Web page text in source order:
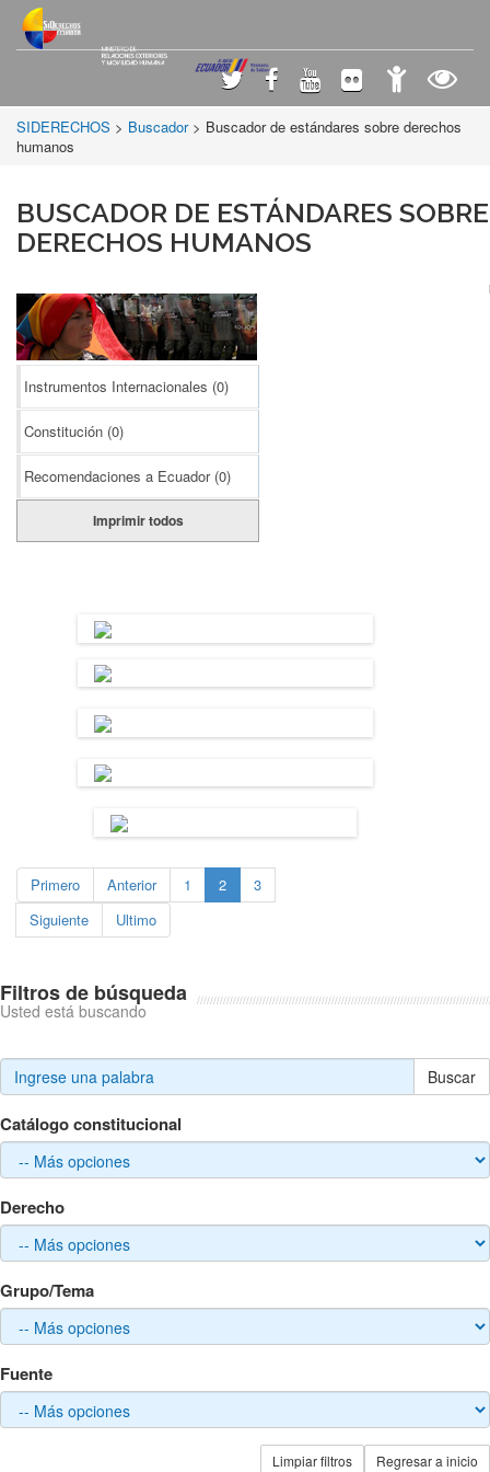
SIDERECHOS > Buscador > Buscador de estándares sobre derechos
humanos
BUSCADOR DE ESTÁNDARES SOBRE
DERECHOS HUMANOS
Instrumentos Internacionales (0)
Constitución (0)
Recomendaciones a Ecuador (0)
Imprimir todos
Primero Anterior 1 2
3
Siguiente
Ultimo
Filtros de búsqueda
Usted está buscando
Buscar
Catálogo constitucional
Derecho
Grupo/Tema
Fuente
Regresar a inicio
Limpiar filtros